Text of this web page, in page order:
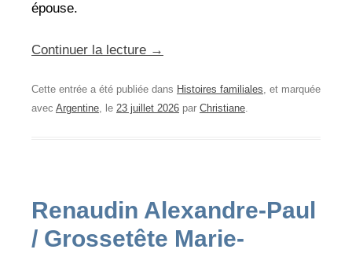
épouse.
Continuer la lecture →
Cette entrée a été publiée dans Histoires familiales, et marquée
avec Argentine, le 23 juillet 2026 par Christiane.
Renaudin Alexandre-Paul
/ Grossetête Marie-